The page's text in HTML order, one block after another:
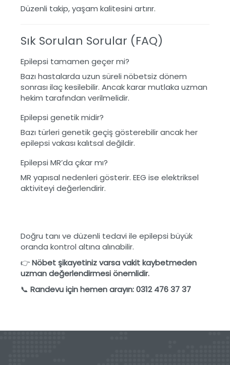
Düzenli takip, yaşam kalitesini artırır.
Sık Sorulan Sorular (FAQ)
Epilepsi tamamen geçer mi?
Bazı hastalarda uzun süreli nöbetsiz dönem
sonrası ilaç kesilebilir. Ancak karar mutlaka uzman
hekim tarafından verilmelidir.
Epilepsi genetik midir?
Bazı türleri genetik geçiş gösterebilir ancak her
epilepsi vakası kalıtsal değildir.
Epilepsi MR’da çıkar mı?
MR yapısal nedenleri gösterir. EEG ise elektriksel
aktiviteyi değerlendirir.
Doğru tanı ve düzenli tedavi ile epilepsi büyük
oranda kontrol altına alınabilir.
👉Nöbet şikayetiniz varsa vakit kaybetmeden
uzman değerlendirmesi önemlidir.
📞 Randevu için hemen arayın: 0312 476 37 37